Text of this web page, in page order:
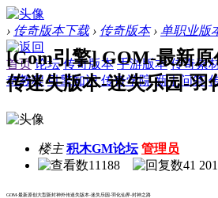
› 传奇版本下载 › 传奇版本 › 单职业版
首页 论坛 传奇版本 手游版本 传奇素
奇教程 引擎知识 传奇学院 新手问答
[Gom引擎] GOM-最新
传迷失版本-迷失乐园-羽
楼主 积木GM论坛 管理员
11188
41
GOM-最新原创大型新封神外传迷失版本-迷失乐园-羽化仙界-封神之路